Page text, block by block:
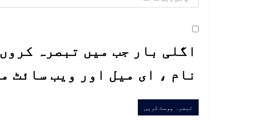
اگلی بار جب میں تبصرہ
نام ، ای میل اور ویب سائٹ